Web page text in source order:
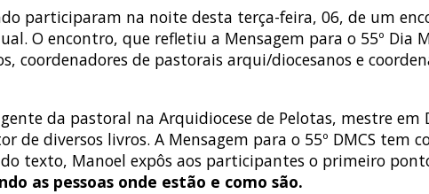
participaram na noite desta terça-feira, 06, de um
O encontro, que refletiu a Mensagem para o 55º Dia
coordenadores de pastorais arqui/diocesanos e
da pastoral na Arquidiocese de Pelotas, mestre em
diversos livros. A Mensagem para o 55º DMCS tem
do texto, Manoel expôs aos participantes o primeiro
as pessoas onde estão e como são.